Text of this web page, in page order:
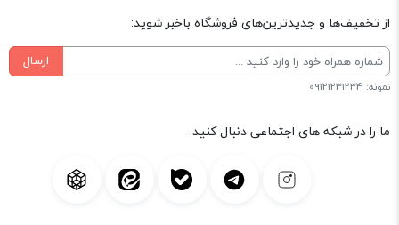
از تخفیف‌ها و جدیدترین‌های فروشگاه باخبر شوید:
ارسال
نمونه: 09121231234
ما را در شبکه های اجتماعی دنبال کنید.